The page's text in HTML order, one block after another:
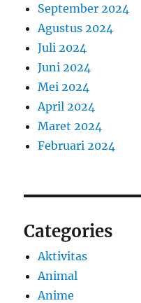
September 2024
Agustus 2024
Juli 2024
Juni 2024
Mei 2024
April 2024
Maret 2024
Februari 2024
Categories
Aktivitas
Animal
Anime